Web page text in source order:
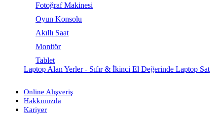
Fotoğraf Makinesi
Oyun Konsolu
Akıllı Saat
Monitör
Tablet
Laptop Alan Yerler - Sıfır & İkinci El Değerinde Laptop Sat
Online Alışveriş
Hakkımızda
Kariyer